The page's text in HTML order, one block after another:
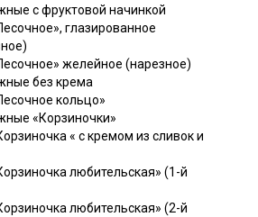
с фруктовой начинкой
глазированное
желейное (нарезное)
без крема
кольцо»
«Корзиночки»
« с кремом из сливок и
любительская» (1-й
любительская» (2-й